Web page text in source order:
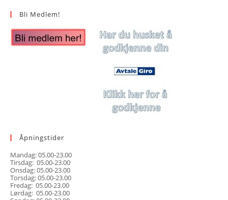
Bli Medlem!
Åpningstider
Mandag: 05.00-23.00
Tirsdag: 05.00-23.00
Onsdag: 05.00-23.00
Torsdag: 05.00-23.00
Fredag: 05.00-23.00
Lørdag: 05.00-23.00